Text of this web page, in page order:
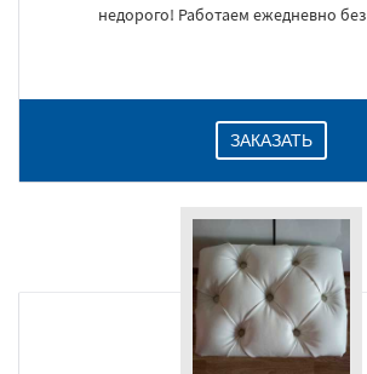
недорого! Работаем ежедневно
ЗАКАЗАТЬ